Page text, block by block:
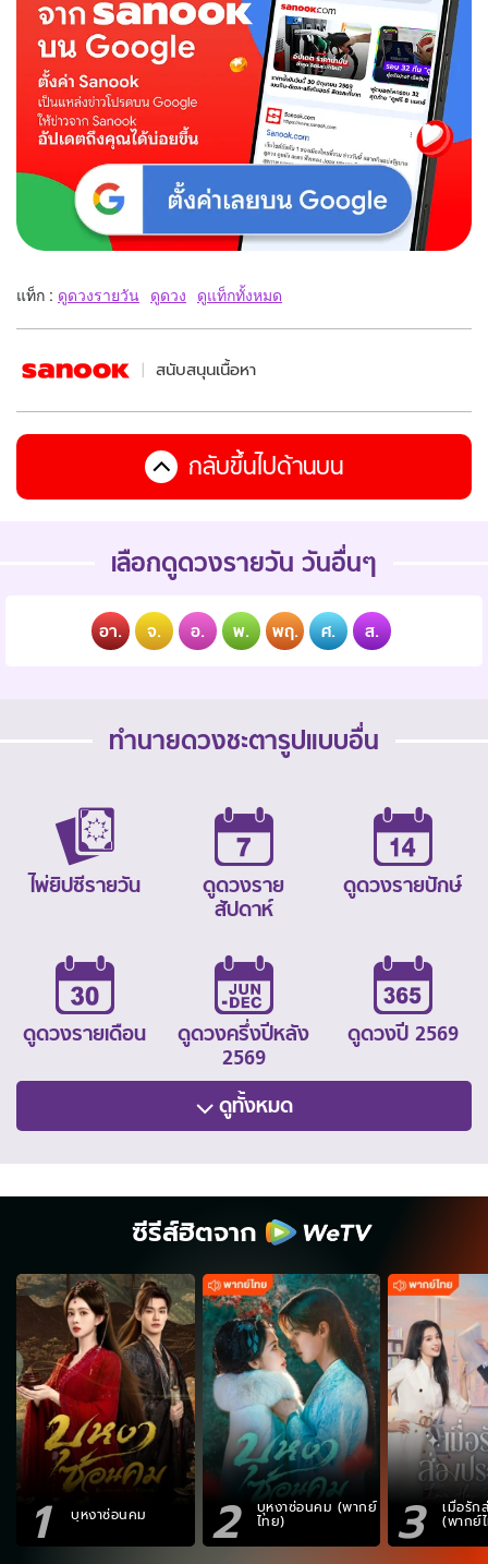
แท็ก : ดูดวงรายวัน ดูดวง ดูแท็กทั้งหมด
สนับสนุนเนื้อหา
กลับขึ้นไปด้านบน
เลือกดูดวงรายวัน วันอื่นๆ
อา. จ. อ. พ. พฤ. ศ. ส.
ทำนายดวงชะตารูปแบบอื่น
ไพ่ยิปซีรายวัน
ดูดวงราย
สัปดาห์
ดูดวงรายปักษ์
ดูดวงรายเดือน
ดูดวงครึ่งปีหลัง
2569
ดูดวงปี 2569
ดูทั้งหมด
ซีรีส์ฮิตจาก
1 บุหงาซ่อนคม 2 บุหงาซ่อนคม (พากย์
ไทย) 3 เมื่อรัก
(พากย์